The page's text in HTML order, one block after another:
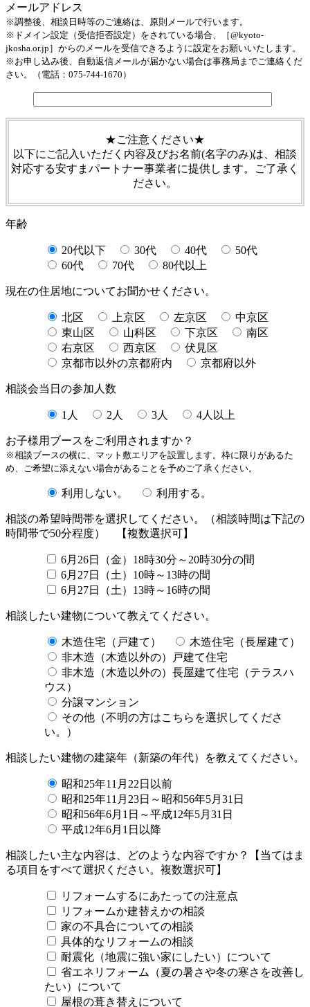
メールアドレス
※調整後、相談日時等のご連絡は、原則メールで行います。
※ドメイン設定（受信拒否設定）をされている場合、［@kyoto-
jkosha.or.jp］からのメールを受信できるように設定をお願いいたします。
※お申し込み後、自動返信メールが届かない場合は事務局までご連絡くだ
さい。（電話：075-744-1670）
★ご注意ください★
以下にご記入いただく内容及びお名前(名字のみ)は、相談
対応する安すまパートナー事業者に提供します。ご了承く
ださい。
年齢
20代以下 30代 40代
50代
60代
70代 80代以上
現在の住居地についてお聞かせください。
北区 上京区 左京区
中京区
東山区
山科区 下京区
南区
右京区
西京区
伏見区
京都市以外の京都府内
京都府以外
相談会当日の参加人数
1人 2人 3人 4人以上
お子様用ブースをご利用されますか？
※相談ブースの横に、マット敷エリアを設置します。枠に限りがあるた
め、ご希望に添えない場合があることを予めご了承ください。
利用しない。 利用する。
相談の希望時間帯を選択してください。（相談時間は下記の
時間帯で50分程度） 【複数選択可】
6月26日（金）18時30分～20時30分の間
6月27日（土）10時～13時の間
6月27日（土）13時～16時の間
相談したい建物について教えてください。
木造住宅（戸建て）
木造住宅（長屋建て）
非木造（木造以外の）戸建て住宅
非木造（木造以外の）長屋建て住宅（テラスハ
ウス）
分譲マンション
その他（不明の方はこちらを選択してくださ
い。）
相談したい建物の建築年（新築の年代）を教えてください。
昭和25年11月22日以前
昭和25年11月23日～昭和56年5月31日
昭和56年6月1日～平成12年5月31日
平成12年6月1日以降
相談したい主な内容は、どのような内容ですか？【当てはま
る項目をすべて選択ください。複数選択可】
リフォームするにあたっての注意点
リフォームか建替えかの相談
家の不具合についての相談
具体的なリフォームの相談
耐震化（地震に強い家にしたい）について
省エネリフォーム（夏の暑さや冬の寒さを改善し
たい）について
屋根の葺き替えについて